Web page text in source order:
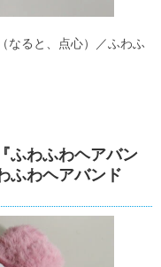
なると、点心）／ふわふ
ふわふわヘアバン
ふわヘアバンド